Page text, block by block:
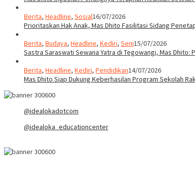
Berita, Headline, Sosial16/07/2026
Prioritaskan Hak Anak, Mas Dhito Fasilitasi Sidang
Berita, Budaya, Headline, Kediri, Seni15/07/2026
Sastra Saraswati Sewana Yatra di Tegowangi, Mas Dhito:
Berita, Headline, Kediri, Pendidikan14/07/2026
Mas Dhito Siap Dukung Keberhasilan Program Sekolah
@idealokadotcom
@idealoka_educationcenter